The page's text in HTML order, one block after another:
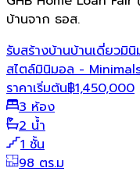
บ้านจาก ธอส.
รับสร้างบ้านบ้านเดี่ยวมินิ
สไตล์มินิมอล -
ราคาเริ่มต้น฿1,450,000
3 ห้อง
2 น้ำ
1 ชั้น
98 ตร.ม